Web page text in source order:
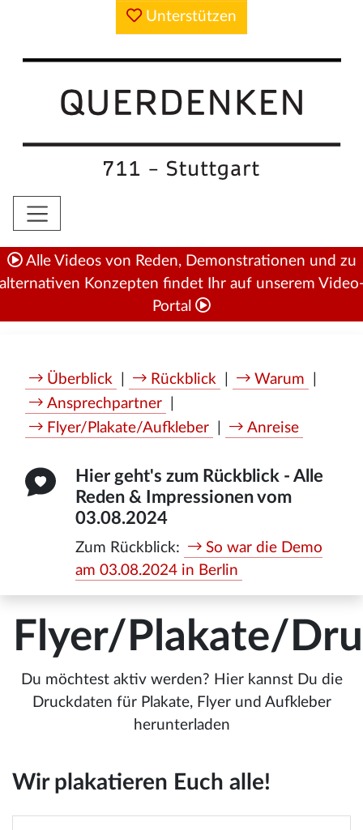
Unterstützen
Alle Videos von Reden, Demonstrationen und zu
Konzepten findet Ihr auf unserem
Portal
Überblick Rückblick Warum
Ansprechpartner
Flyer/Plakate/Aufkleber
Anreise
Hier geht's zum Rückblick - Alle
Reden & Impressionen vom
03.08.2024
Zum Rückblick:
So war die Demo
am 03.08.2024 in Berlin
Flyer/Plakate/
Du möchtest aktiv werden? Hier kannst Du die
Druckdaten für Plakate, Flyer und Aufkleber
herunterladen
Wir plakatieren Euch alle!